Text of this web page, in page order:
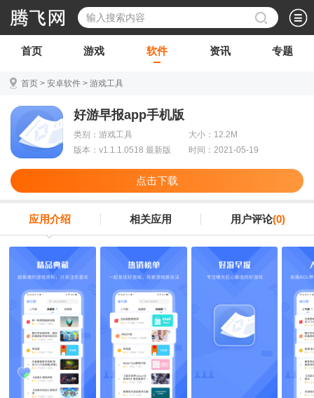
首页 游戏 软件 资讯 专题
首页 > 安卓软件 > 游戏工具
好游早报app手机版
类别：游戏工具
大小：12.2M
版本：v1.1.1.0518 最新版
时间：2021-05-19
点击下载
应用介绍 相关应用 用户评论(0)